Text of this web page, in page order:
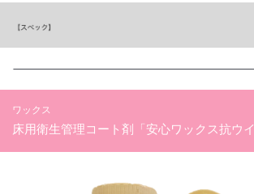
ワックス
床用衛生管理コート剤「安心ワックス抗ウ